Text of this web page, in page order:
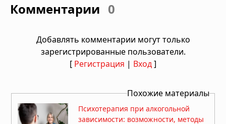
Комментарии 0
Добавлять комментарии могут только
зарегистрированные пользователи.
[ Регистрация | Вход]
Похожие материалы
Психотерапия при алкогольной
зависимости: возможности, методы